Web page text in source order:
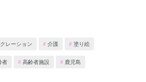
レーション 介護 塗り絵
者 高齢者施設 鹿児島